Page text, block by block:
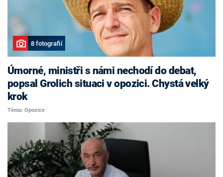
8 fotografií
Úmorné, ministři s námi nechodí do debat,
popsal Grolich situaci v opozici. Chystá velký
krok
Téma: Opozice